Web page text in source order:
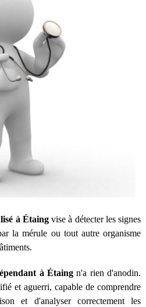
à Étaingvise à détecter les signes
la mérule ou tout autre organisme
à Étaing n'a rien d'anodin.
et aguerri, capable de comprendre
et d'analyser correctement les